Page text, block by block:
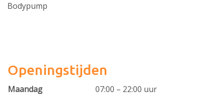
Bodypump
Openingstijden
Maandag
07:00 – 22:00 uur